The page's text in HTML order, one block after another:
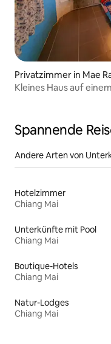
Privatzimmer in Mae
Kleines Haus auf
Spannende
Andere Arten von
Hotelzimmer
Chiang Mai
Unterkünfte mit Pool
Chiang Mai
Boutique-Hotels
Chiang Mai
Natur-Lodges
Chiang Mai